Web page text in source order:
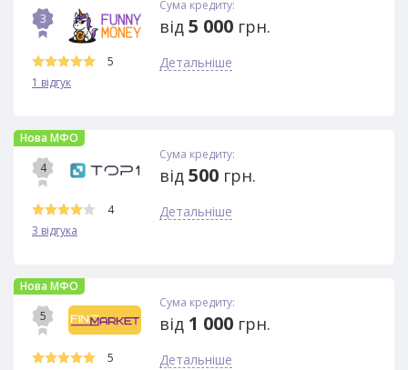
3
5
1 відгук
Сума кредиту:
від 5 000 грн.
Детальніше
Нова МФО
4
4
3 відгука
Сума кредиту:
від 500 грн.
Детальніше
Нова МФО
5
5
Сума кредиту:
від 1 000 грн.
Детальніше